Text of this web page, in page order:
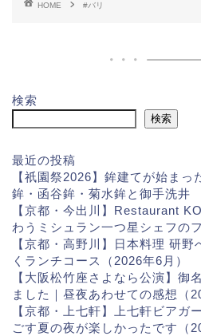
HOME #バリ
検索
検索
最近の投稿
【祇園祭2026】鉾建てが始ま
鉾・函谷鉾・菊水鉾と御手洗井
【京都・今出川】Restaurant
わうミシュラン一つ星シェフの
【京都・高野川】日本料理 研
くランチコース（2026年6月）
【大阪松竹座さよなら公演】御
ました｜昼夜あわせての感想（
【京都・上七軒】上七軒ビアガ
ごす夏の夜が楽しかったです（